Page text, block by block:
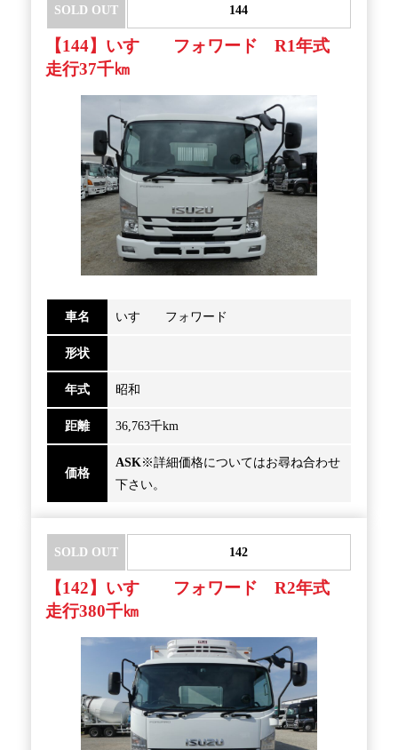
SOLD OUT 144
【144】いすゞ フォワード R1年式
走行37千㎞
車名 いすゞ フォワード
形状
年式 昭和
距離 36,763千km
価格
ASK※詳細価格についてはお尋ね合わせ
下さい。
SOLD OUT 142
【142】いすゞ フォワード R2年式
走行380千㎞